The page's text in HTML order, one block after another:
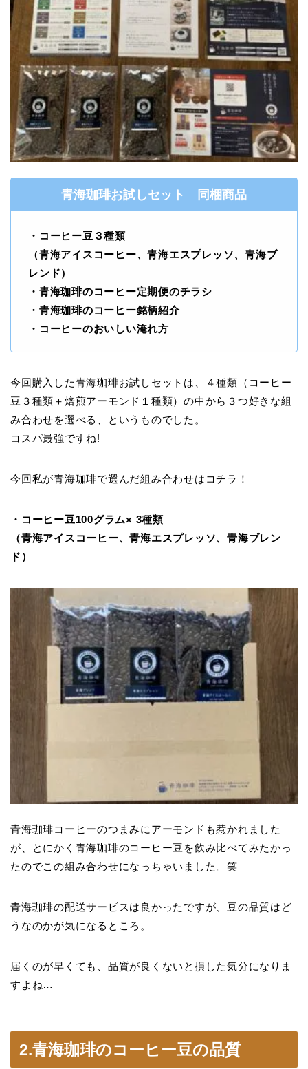
青海珈琲お試しセット 同梱商品
・コーヒー豆３種類
（青海アイスコーヒー、青海エスプレッソ、青海ブ
レンド）
・青海珈琲のコーヒー定期便のチラシ
・青海珈琲のコーヒー銘柄紹介
・コーヒーのおいしい淹れ方
今回購入した青海珈琲お試しセットは、４種類（コーヒー
豆３種類＋焙煎アーモンド１種類）の中から３つ好きな組
み合わせを選べる、というものでした。
コスパ最強ですね!
今回私が青海珈琲で選んだ組み合わせはコチラ！
・コーヒー豆100グラム× 3種類
（青海アイスコーヒー、青海エスプレッソ、青海ブレン
ド）
青海珈琲コーヒーのつまみにアーモンドも惹かれました
が、とにかく青海珈琲のコーヒー豆を飲み比べてみたかっ
たのでこの組み合わせになっちゃいました。笑
青海珈琲の配送サービスは良かったですが、豆の品質はど
うなのかが気になるところ。
届くのが早くても、品質が良くないと損した気分になりま
すよね…
2.青海珈琲のコーヒー豆の品質